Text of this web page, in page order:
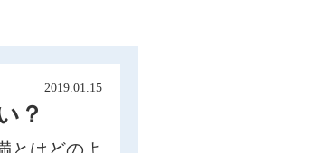
2019.01.15
？